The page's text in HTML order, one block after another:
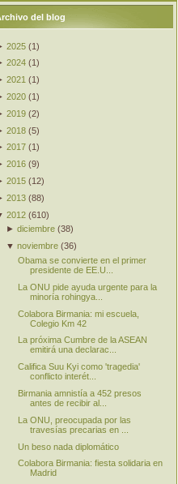
del blog
2025 (1)
2024 (1 )
2021 (1)
2020 (1)
2019 (2)
2018 (5)
2017 (1 )
2016 (9)
2015 (12)
2013 (88)
2012 (610)
►diciembre (38)
▼noviembre (36)
Obama se convierte en el primer
presidente de EE.U...
La ONU pide ayuda urgente para la
minoría rohingya...
Colabora Birmania: mi escuela,
Colegio Km 42
La próxima Cumbre de la ASEAN
emitirá una declarac...
Califica Suu Kyi como 'tragedia'
conflicto interét...
Birmania amnistía a 452 presos
antes de recibir al...
La ONU, preocupada por las
travesías precarias en ...
Un beso nada diplomático
Colabora Birmania: fiesta solidaria en
Madrid